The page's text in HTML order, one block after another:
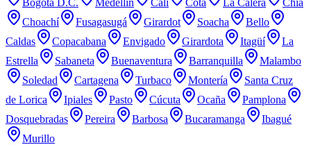
Choachí
Fusagasugá Girardot Soacha
Bello
Caldas
Copacabana Envigado Girardota Itagüí
La
Estrella
Sabaneta Buenaventura Barranquilla
Malambo
Soledad
Cartagena Turbaco Montería
Santa Cruz
de Lorica
Ipiales Pasto Cúcuta Ocaña
Pamplona
Dosquebradas
Pereira Barbosa Bucaramanga
Ibagué
Murillo